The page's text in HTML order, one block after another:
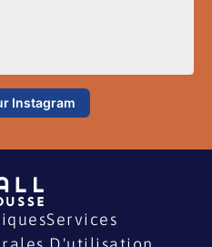
Instagram
Services